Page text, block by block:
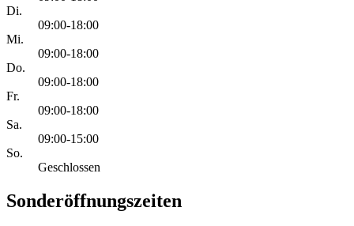
Di.
09:00-18:00
Mi.
09:00-18:00
Do.
09:00-18:00
Fr.
09:00-18:00
Sa.
09:00-15:00
So.
Geschlossen
Sonderöffnungszeiten